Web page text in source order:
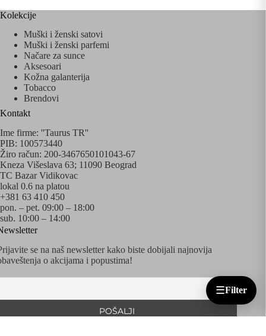
Kolekcije
Muški i ženski satovi
Muški i ženski parfemi
Načare za sunce
Aksesoari
Kožna galanterija
Tobacco
Brendovi
Kontakt
Ime firme: ''Taurus TR''
PIB: 100573440
Žiro račun: 200-3467650101043-67
Kneza Višeslava 63; 11090 Beograd
TC Bazar Vidikovac
lokal 0.6 na platou
+381 63 410 450
pon. – pet. 09:00 – 18:00
sub. 10:00 – 14:00
se na naš newsletter kako biste dobijali najnovija
o akcijama i popustima!
☰Filter